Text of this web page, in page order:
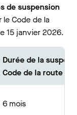
de suspension
le Code de la
15 janvier 2026.
Durée de la
Code de la route
6 mois